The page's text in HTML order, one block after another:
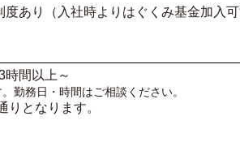
度あり（入社時よりはぐくみ基金加入
時間以上～
勤務日・時間はご相談ください。
となります。